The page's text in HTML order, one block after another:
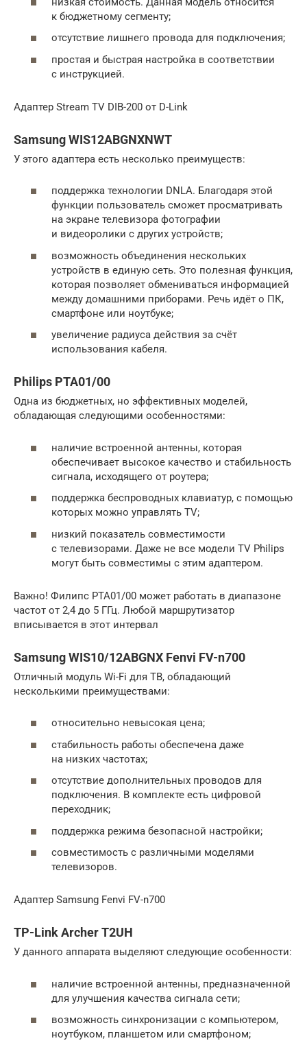
к бюджетному сегменту;
отсутствие лишнего провода для подключения;
простая и быстрая настройка в соответствии
с инструкцией.
Адаптер Stream TV DIB-200 от D-Link
Samsung WIS12ABGNXNWT
У этого адаптера есть несколько преимуществ:
поддержка технологии DNLA. Благодаря этой
функции пользователь сможет просматривать
на экране телевизора фотографии
и видеоролики с других устройств;
возможность объединения нескольких
устройств в единую сеть. Это полезная функция,
которая позволяет обмениваться информацией
между домашними приборами. Речь идёт о ПК,
смартфоне или ноутбуке;
увеличение радиуса действия за счёт
использования кабеля.
Philips PTA01/00
Одна из бюджетных, но эффективных моделей,
обладающая следующими особенностями:
наличие встроенной антенны, которая
обеспечивает высокое качество и стабильность
сигнала, исходящего от роутера;
поддержка беспроводных клавиатур, с помощью
которых можно управлять TV;
низкий показатель совместимости
с телевизорами. Даже не все модели TV Philips
могут быть совместимы с этим адаптером.
Важно! Филипс PTA01/00 может работать в диапазоне
частот от 2,4 до 5 ГГц. Любой маршрутизатор
вписывается в этот интервал
Samsung WIS10/12ABGNX Fenvi FV-n700
Отличный модуль Wi-Fi для ТВ, обладающий
несколькими преимуществами:
относительно невысокая цена;
стабильность работы обеспечена даже
на низких частотах;
отсутствие дополнительных проводов для
подключения. В комплекте есть цифровой
переходник;
поддержка режима безопасной настройки;
совместимость с различными моделями
телевизоров.
Адаптер Samsung Fenvi FV-n700
TP-Link Archer T2UH
У данного аппарата выделяют следующие особенности:
наличие встроенной антенны, предназначенной
для улучшения качества сигнала сети;
возможность синхронизации с компьютером,
ноутбуком, планшетом или смартфоном;